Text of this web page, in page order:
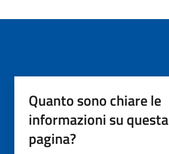
Quanto sono chiare le
informazioni su questa
pagina?